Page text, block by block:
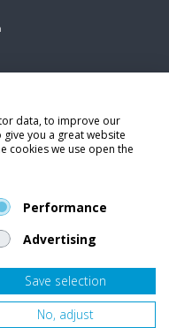
en kortingsacties.
Snowgemiddeld met een
data, to improve our
you a great website
cookies we use open the
Performance
Advertising
Save selection
No, adjust